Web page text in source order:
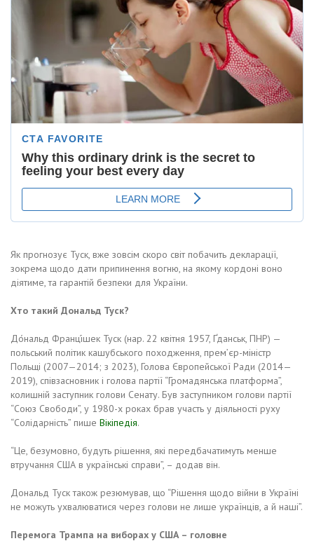
Як прогнозує Туск, вже зовсім скоро світ побачить декларації,
зокрема щодо дати припинення вогню, на якому кордоні воно
діятиме, та гарантій безпеки для України.
Хто такий Дональд Туск?
До́нальд Франці́шек Туск (нар. 22 квітня 1957, Ґданськ, ПНР) —
польський політик кашубського походження, прем’єр-міністр
Польщі (2007—2014; з 2023), Голова Європейської Ради (2014—
2019), співзасновник і голова партії “Громадянська платформа”,
колишній заступник голови Сенату. Був заступником голови партії
“Союз Свободи”, у 1980-х роках брав участь у діяльності руху
“Солідарність” пише Вікіпедія.
“Це, безумовно, будуть рішення, які передбачатимуть менше
втручання США в українські справи”, – додав він.
Дональд Туск також резюмував, що “Рішення щодо війни в Україні
не можуть ухвалюватися через голови не лише українців, а й наші”.
Перемога Трампа на виборах у США – головне